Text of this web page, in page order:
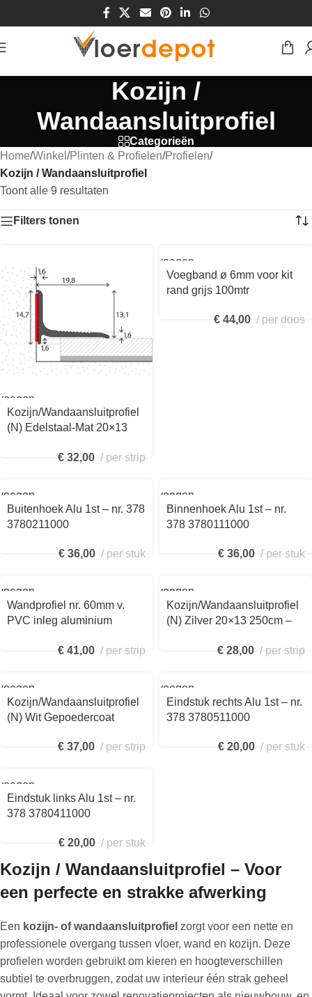
Kozijn /
Wandaansluitprofiel
Categorieën
Home/Winkel /Plinten & Profielen/Profielen/
Kozijn / Wandaansluitprofiel
Toont alle 9 resultaten
Filters tonen
Kozijn/Wandaansluitprofiel
(N) Edelstaal-Mat 20×13
2901414250
€ 32,00 per strip
Toevoegen
winkelwagen
Voegband ø 6mm voor kit
rand grijs 100mtr
€ 44,00 per doos
Buitenhoek Alu 1st – nr. 378
3780211000
€ 36,00 per stuk
Toevoegen
aan
winkelwagen
Binnenhoek Alu 1st – nr.
378 3780111000
€ 36,00 per stuk
Wandprofiel nr. 60mm v.
PVC inleg aluminium
3782011270
€ 41,00 per strip
Toevoegen
winkelwagen
Kozijn/Wandaansluitprofiel
(N) Zilver 20×13 250cm –
€ 28,00 per strip
Kozijn/Wandaansluitprofiel
(N) Wit Gepoedercoat
2901430250
€ 37,00 per strip
Toevoegen
winkelwagen
Eindstuk rechts Alu 1st – nr.
378 3780511000
€ 20,00 per stuk
Eindstuk links Alu 1st – nr.
378 3780411000
€ 20,00 per stuk
Kozijn / Wandaansluitprofiel – Voor
een perfecte en strakke afwerking
Een kozijn- of wandaansluitprofiel zorgt voor een nette en
professionele overgang tussen vloer, wand en kozijn. Deze
profielen worden gebruikt om kieren en hoogteverschillen
subtiel te overbruggen, zodat uw interieur één strak geheel